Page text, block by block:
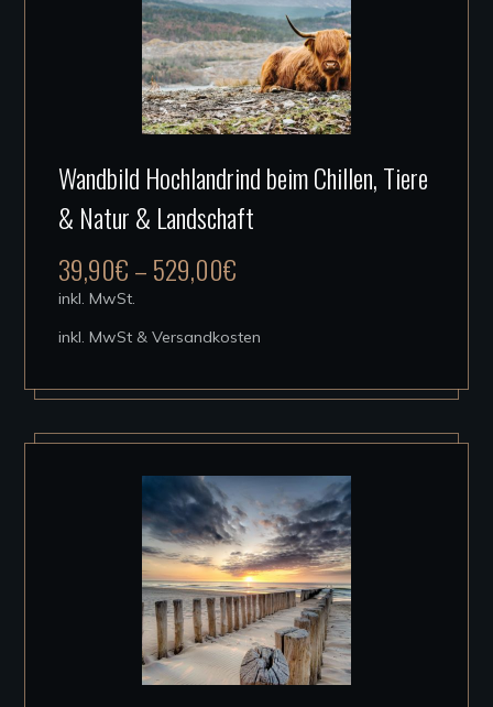
werden
Produkt
weist
Die
auf
der
Produktseite
gewählt
werden
Wandbild Hochlandrind beim Chillen, Tiere
& Natur & Landschaft
39,90€–529,00€
inkl. MwSt.
inkl. MwSt & Versandkosten